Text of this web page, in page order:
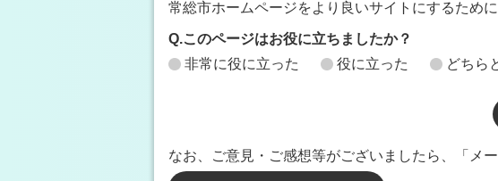
常総市ホームページをより良いサイトにするため
Q.このページはお役に立ちましたか？
非常に役に立った
役に立った どちら
なお、ご意見・ご感想等がございましたら、「メ